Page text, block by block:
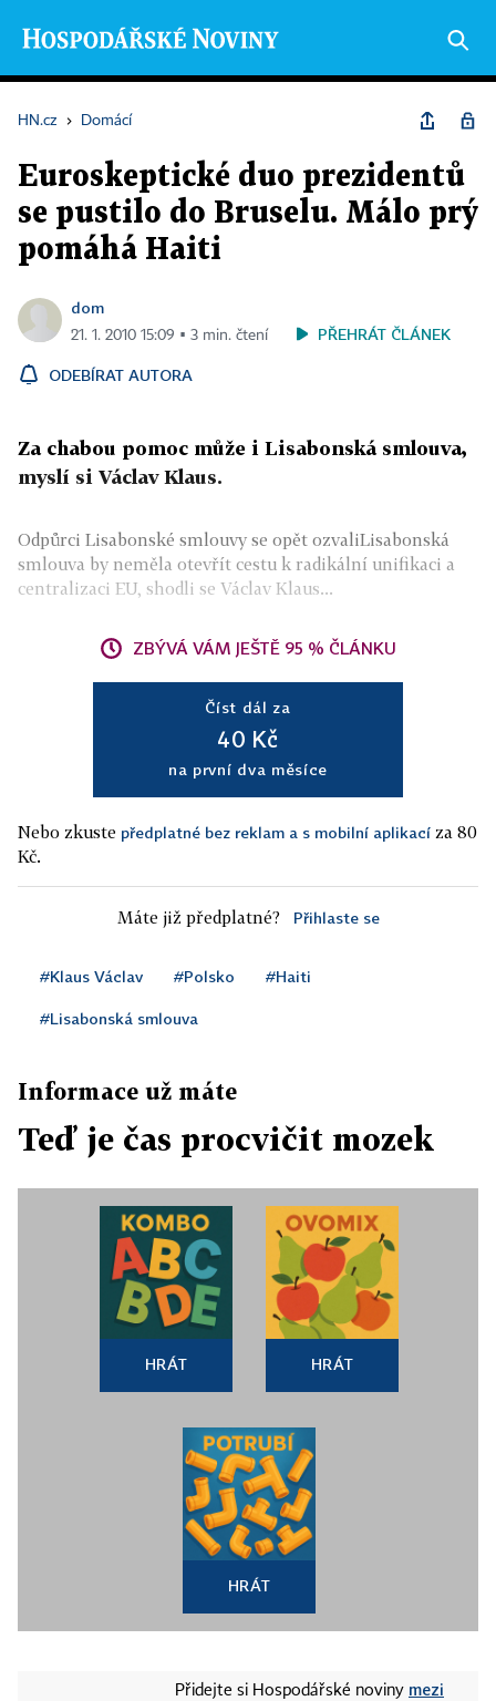
HN.cz › Domácí
Euroskeptické duo prezidentů
se pustilo do Bruselu. Málo prý
pomáhá Haiti
dom
21. 1. 2010 15:09 ▪ 3 min. čtení PŘEHRÁT ČLÁNEK
ODEBÍRAT AUTORA
Za chabou pomoc může i Lisabonská smlouva,
myslí si Václav Klaus.
Odpůrci Lisabonské smlouvy se opět ozvaliLisabonská
smlouva by neměla otevřít cestu k radikální unifikaci a
centralizaci EU, shodli se Václav Klaus...
ZBÝVÁ VÁM JEŠTĚ 95 % ČLÁNKU
Číst dál za
40 Kč
na první dva měsíce
Nebo zkuste předplatné bez reklam a s mobilní aplikací za 80
Kč.
Máte již předplatné? Přihlaste se
#Klaus Václav #Polsko #Haiti
#Lisabonská smlouva
Informace už máte
Teď je čas procvičit mozek
HRÁT HRÁT
HRÁT
Přidejte si Hospodářské noviny mezi